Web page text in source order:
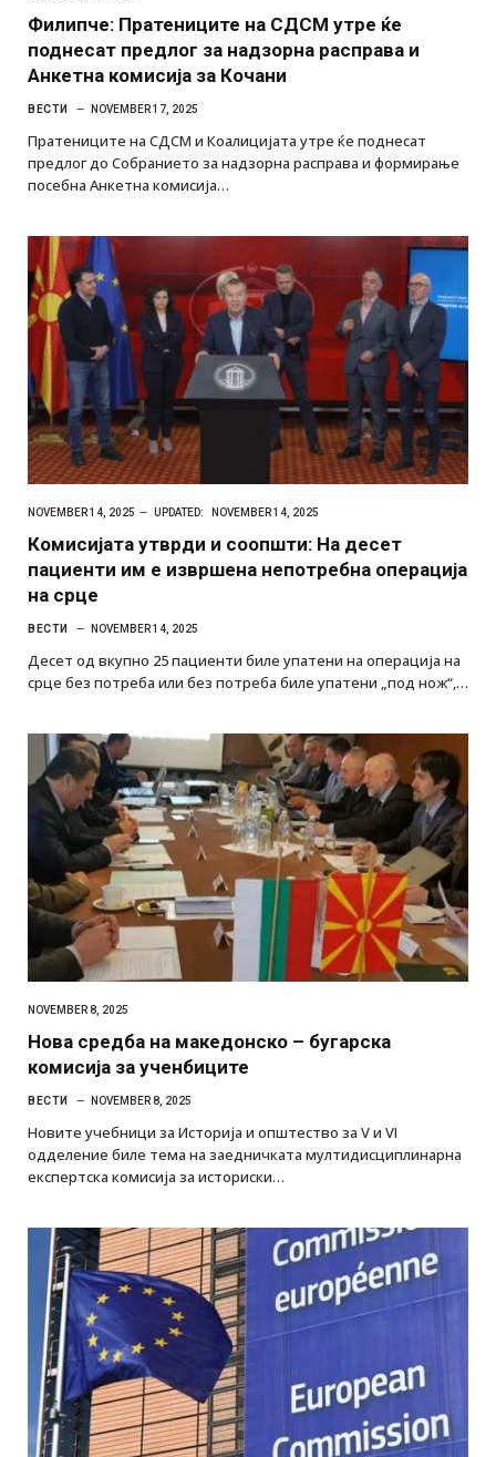
Филипче: Пратениците на СДСМ утре ќе
поднесат предлог за надзорна расправа и
Анкетна комисија за Кочани
ВЕСТИ NOVEMBER 17, 2025
Пратениците на СДСМ и Коалицијата утре ќе поднесат
предлог до Собранието за надзорна расправа и формирање
посебна Анкетна комисија…
NOVEMBER 14, 2025 UPDATED: NOVEMBER 14, 2025
Комисијата утврди и соопшти: На десет
пациенти им е извршена непотребна операција
на срце
ВЕСТИ NOVEMBER 14, 2025
Десет од вкупно 25 пациенти биле упатени на операција на
срце без потреба или без потреба биле упатени „под нож“,…
NOVEMBER 8, 2025
Нова средба на македонско – бугарска
комисија за ученбиците
ВЕСТИ NOVEMBER 8, 2025
Новите учебници за Историја и општество за V и VI
одделение биле тема на заедничката мултидисциплинарна
експертска комисија за историски…